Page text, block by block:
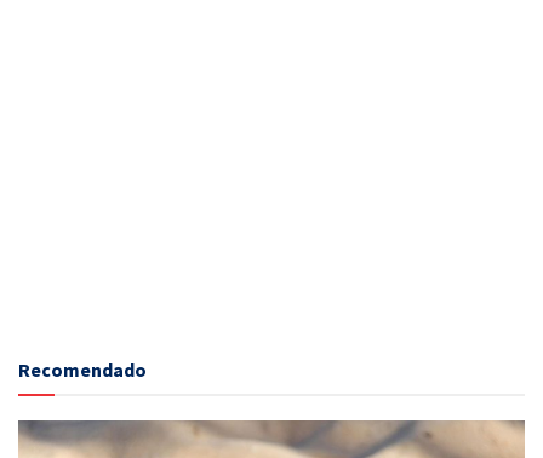
Recomendado